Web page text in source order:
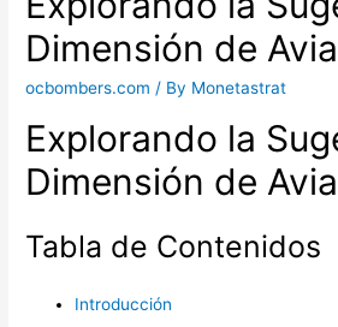
Dimensión de
ocbombers.com / By Monetastrat
Explorando la
Dimensión de
Tabla de Contenidos
Introducción